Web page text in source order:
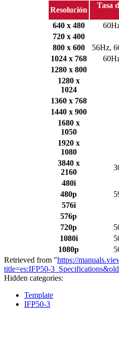
Resolución
Tasa
640 x 480
720 x 400
800 x 600
56Hz,
1024 x 768
1280 x 800
1280 x
1024
1360 x 768
1440 x 900
1680 x
1050
1920 x
1080
3840 x
2160
480i
480p
576i
576p
720p
1080i
1080p
Retrieved from "https://
title=es:IFP50-
Hidden categories:
Template
IFP50-3